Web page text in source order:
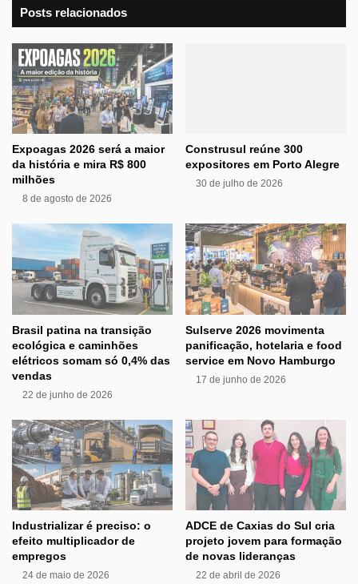
Posts relacionados
Expoagas 2026 será a maior
da história e mira R$ 800
milhões
8 de agosto de 2026
Construsul reúne 300
expositores em Porto Alegre
30 de julho de 2026
Brasil patina na transição
ecológica e caminhões
elétricos somam só 0,4% das
vendas
22 de junho de 2026
Sulserve 2026 movimenta
panificação, hotelaria e food
service em Novo Hamburgo
17 de junho de 2026
Industrializar é preciso: o
efeito multiplicador de
empregos
24 de maio de 2026
ADCE de Caxias do Sul cria
projeto jovem para formação
de novas lideranças
22 de abril de 2026